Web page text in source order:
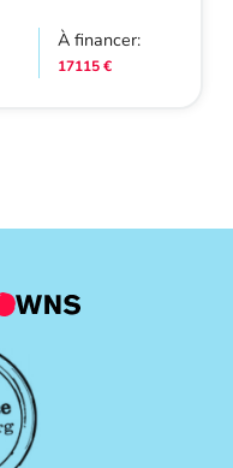
À financer:
17115 €